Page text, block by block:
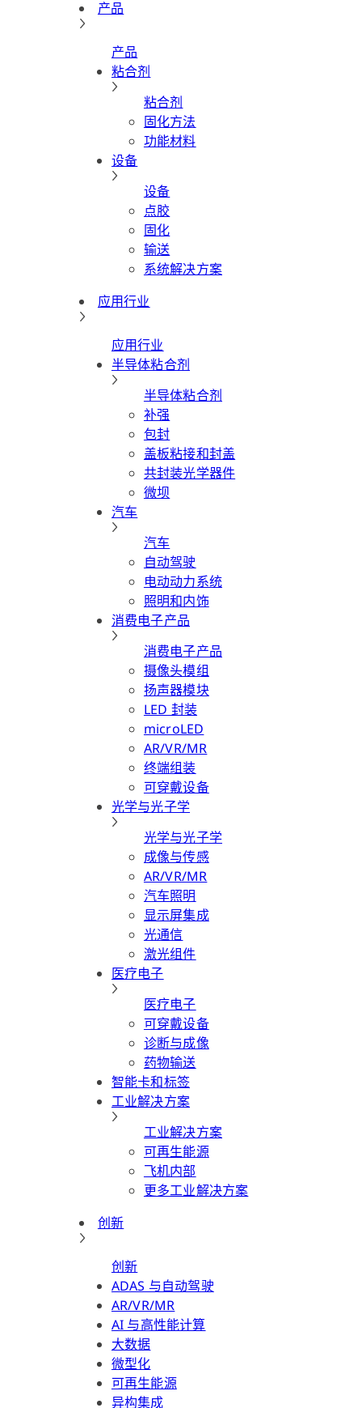
产品
产品
粘合剂
粘合剂
固化方法
功能材料
设备
设备
点胶
固化
输送
系统解决方案
应用行业
应用行业
半导体粘合剂
半导体粘合剂
补强
包封
盖板粘接和封盖
共封装光学器件
微坝
汽车
汽车
自动驾驶
电动动力系统
照明和内饰
消费电子产品
消费电子产品
摄像头模组
扬声器模块
LED 封装
microLED
AR/VR/MR
终端组装
可穿戴设备
光学与光子学
光学与光子学
成像与传感
AR/VR/MR
汽车照明
显示屏集成
光通信
激光组件
医疗电子
医疗电子
可穿戴设备
诊断与成像
药物输送
智能卡和标签
工业解决方案
工业解决方案
可再生能源
飞机内部
更多工业解决方案
创新
创新
ADAS 与自动驾驶
AR/VR/MR
AI 与高性能计算
大数据
微型化
可再生能源
异构集成